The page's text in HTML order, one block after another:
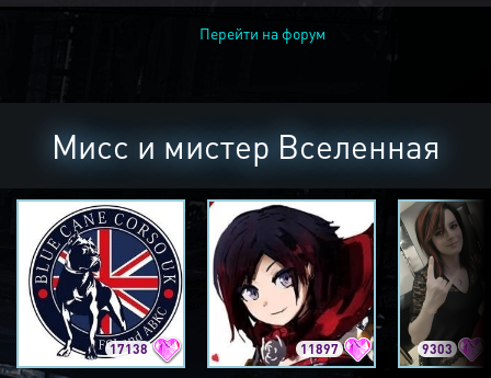
Перейти на форум
Мисс и мистер Вселенная
17138 11897 9303